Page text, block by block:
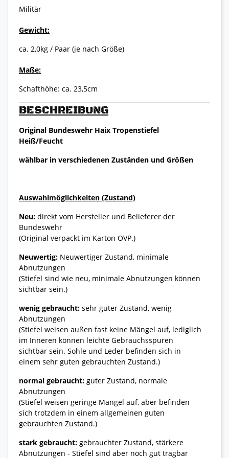
BESCHREIBUNG
Original Bundeswehr Haix Tropenstiefel
Heiß/Feucht
wählbar in verschiedenen Zuständen und Größen
Auswahlmöglichkeiten (Zustand)
Neu: direkt vom Hersteller und Belieferer der
Bundeswehr
(Original verpackt im Karton OVP.)
Neuwertig: Neuwertiger Zustand, minimale
Abnutzungen
(Stiefel sind wie neu, minimale Abnutzungen können
sichtbar sein.)
wenig gebraucht: sehr guter Zustand, wenig
Abnutzungen
(Stiefel weisen außen fast keine Mängel auf, lediglich
im Inneren können leichte Gebrauchsspuren
sichtbar sein. Sohle und Leder befinden sich in
einem sehr guten gebrauchten Zustand.)
normal gebraucht: guter Zustand, normale
Abnutzungen
(Stiefel weisen geringe Mängel auf, aber befinden
sich trotzdem in einem allgemeinen guten
gebrauchten Zustand.)
stark gebraucht: gebrauchter Zustand, stärkere
Abnutzungen - Stiefel sind aber noch gut tragbar
Militär
Gewicht:
ca. 2,0kg / Paar (je nach Größe)
Maße:
Schafthöhe: ca. 23,5cm